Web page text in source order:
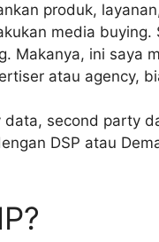
produk,
media
ini saya
atau agency,
second party
DSP atau